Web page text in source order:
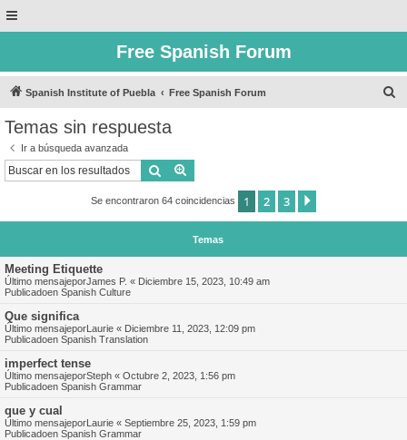
Free Spanish Forum
Spanish Institute of Puebla Free Spanish Forum
Temas sin respuesta
Ir a búsqueda avanzada
Buscar
Se encontraron 64 coincidencias 1 2 3
Temas
Meeting Etiquette
Último mensajeporJames P. « Diciembre 15, 2023, 10:49 am
Publicadoen Spanish Culture
Que significa
Último mensajeporLaurie « Diciembre 11, 2023, 12:09 pm
Publicadoen Spanish Translation
imperfect tense
Último mensajeporSteph « Octubre 2, 2023, 1:56 pm
Publicadoen Spanish Grammar
que y cual
Último mensajeporLaurie « Septiembre 25, 2023, 1:59 pm
Publicadoen Spanish Grammar